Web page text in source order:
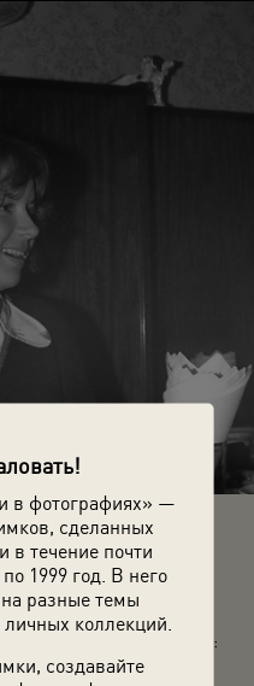
в фотографиях» —
сделанных
в течение почти
1999 год. В него
разные темы
коллекций.
создавайте
Архив Вадима
– 16 лет. В гостях –
Осень 1980 года. Автор:
ул. Седова, 7к1.